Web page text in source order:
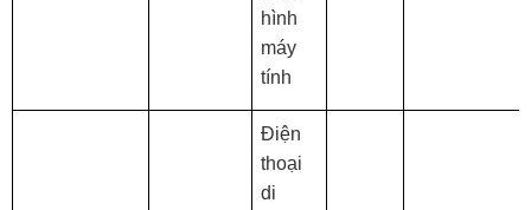
hình
máy
tính
Điện
thoại
di